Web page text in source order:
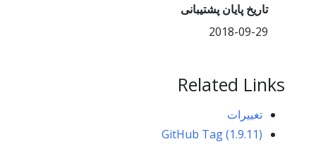
تاریخ پایان پشتیبانی
2018-09-29
Related Links
تغییرات
GitHub Tag (1.9.11)